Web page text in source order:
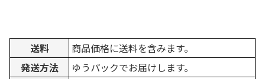
送料
商品価格に送料を含みます。
発送方法
ゆうパックでお届けします。